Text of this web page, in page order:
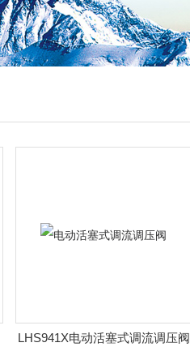
LHS941X电动活塞式调流调压阀